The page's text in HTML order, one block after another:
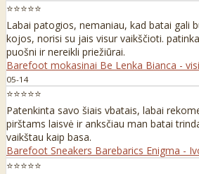
⭐⭐⭐⭐⭐
Labai patogios, nemaniau, kad batai gali
kojos, norisi su jais visur vaikščioti.
puošni ir nereikli priežiūrai.
Barefoot mokasinai Be Lenka Bianca -
05-14
⭐⭐⭐⭐⭐
Patenkinta savo šiais vbatais, labai
pirštams laisvė ir anksčiau man batai
vaikštau kaip basa.
Barefoot Sneakers Barebarics Enigma -
⭐⭐⭐⭐⭐